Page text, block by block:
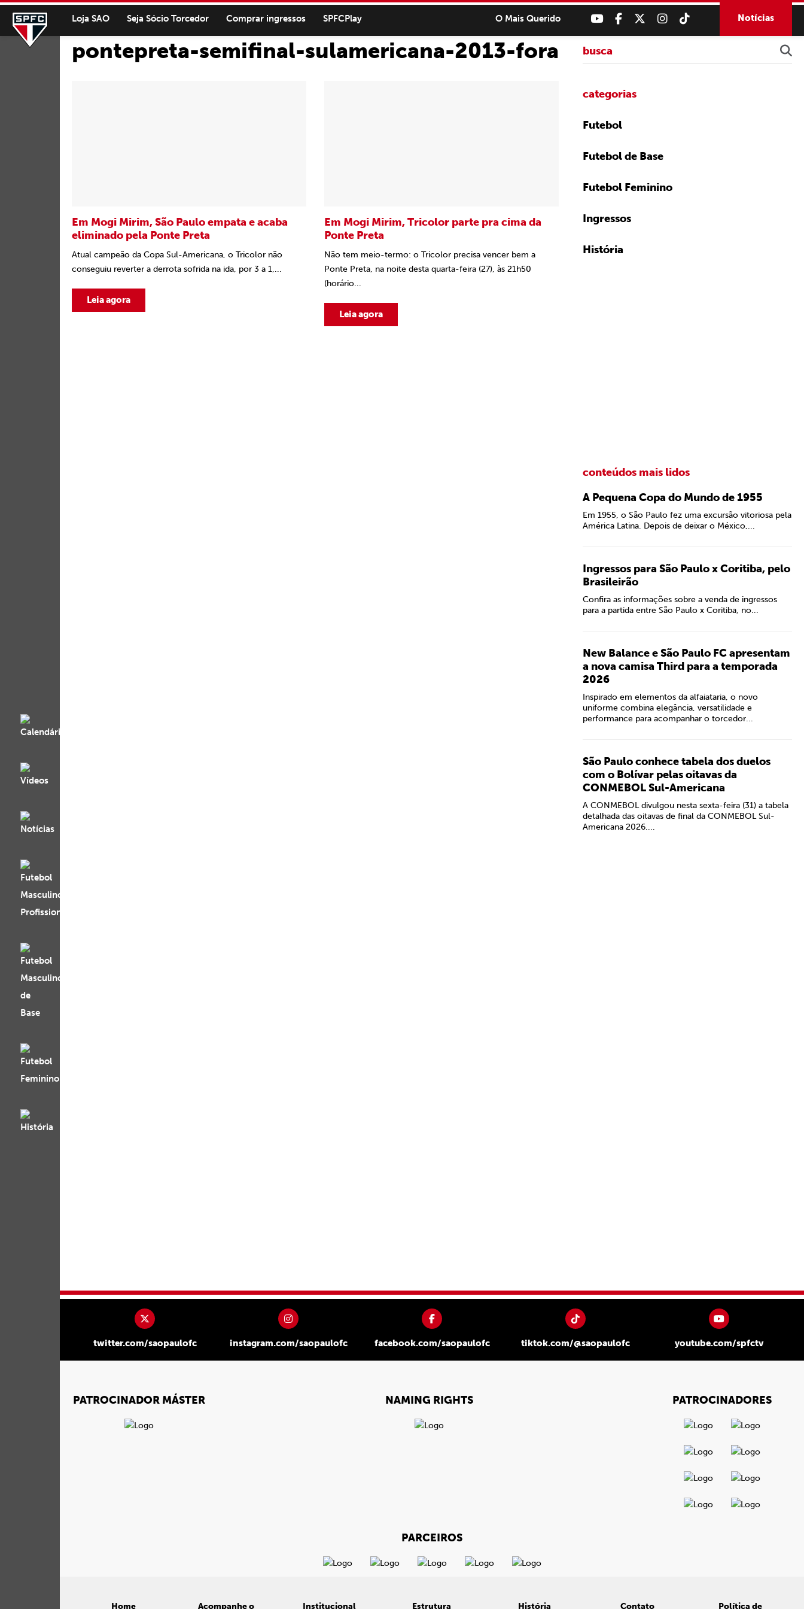
Loja SAO Seja Sócio Torcedor Comprar ingressos SPFCPlay O Mais Querido Notícias
pontepreta-semifinal-sulamericana-2013-fora
Em Mogi Mirim, São Paulo empata e acaba
eliminado pela Ponte Preta
Atual campeão da Copa Sul-Americana, o Tricolor não
conseguiu reverter a derrota sofrida na ida, por 3 a 1,...
Leia agora
Em Mogi Mirim, Tricolor parte pra cima da
Ponte Preta
Não tem meio-termo: o Tricolor precisa vencer bem a
Ponte Preta, na noite desta quarta-feira (27), às 21h50
(horário...
Leia agora
categorias
Futebol
Futebol de Base
Futebol Feminino
Ingressos
História
conteúdos mais lidos
A Pequena Copa do Mundo de 1955
Em 1955, o São Paulo fez uma excursão vitoriosa pela
América Latina. Depois de deixar o México,...
Ingressos para São Paulo x Coritiba, pelo
Brasileirão
Confira as informações sobre a venda de ingressos
para a partida entre São Paulo x Coritiba, no...
New Balance e São Paulo FC apresentam
a nova camisa Third para a temporada
2026
Inspirado em elementos da alfaiataria, o novo
uniforme combina elegância, versatilidade e
performance para acompanhar o torcedor...
São Paulo conhece tabela dos duelos
com o Bolívar pelas oitavas da
CONMEBOL Sul-Americana
A CONMEBOL divulgou nesta sexta-feira (31) a tabela
detalhada das oitavas de final da CONMEBOL Sul-
Americana 2026....
twitter.com/saopaulofc instagram.com/saopaulofc facebook.com/saopaulofc tiktok.com/@saopaulofc youtube.com/spfctv
PATROCINADOR MÁSTER NAMING RIGHTS PATROCINADORES
PARCEIROS
Home Acompanhe o Institucional Estrutura História Contato Política de